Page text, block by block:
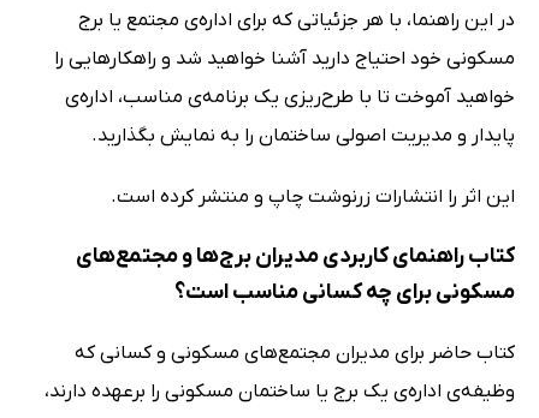
در این راهنما، با هر جزئیاتی که برای اداره‌ی مجتمع یا برج
مسکونی خود احتیاج دارید آشنا خواهید شد و راهکارهایی را
خواهید آموخت تا با طرح‌ریزی یک برنامه‌ی مناسب، اداره‌ی
پایدار و مدیریت اصولی ساختمان را به نمایش بگذارید.
این اثر را انتشارات زرنوشت چاپ و منتشر کرده است.
کتاب راهنمای کاربردی مدیران برج‌ها و مجتمع‌های
مسکونی برای چه کسانی مناسب است؟
کتاب حاضر برای مدیران مجتمع‌های مسکونی و کسانی که
وظیفه‌ی اداره‌ی یک برج یا ساختمان مسکونی را برعهده دارند،